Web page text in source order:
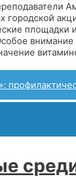
городской